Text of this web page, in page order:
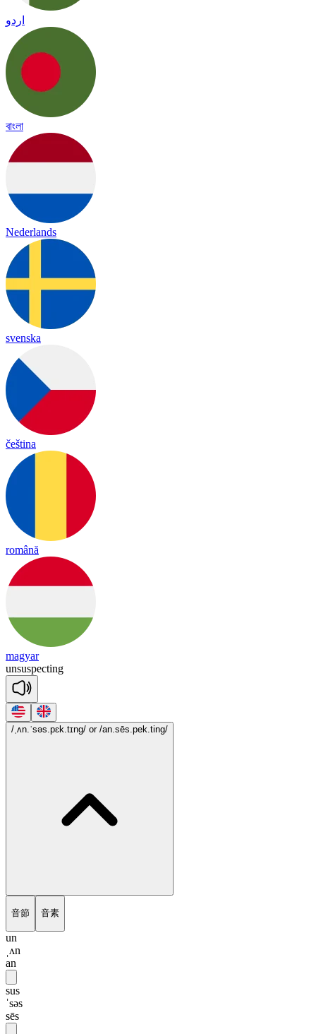
اردو
বাংলা
Nederlands
svenska
čeština
română
magyar
unsuspecting
/ˌʌn.ˈsəs.pɛk.tɪng/ or /an.sēs.pek.ting/
音節 音素
un
ˌʌn
an
sus
ˈsəs
sēs